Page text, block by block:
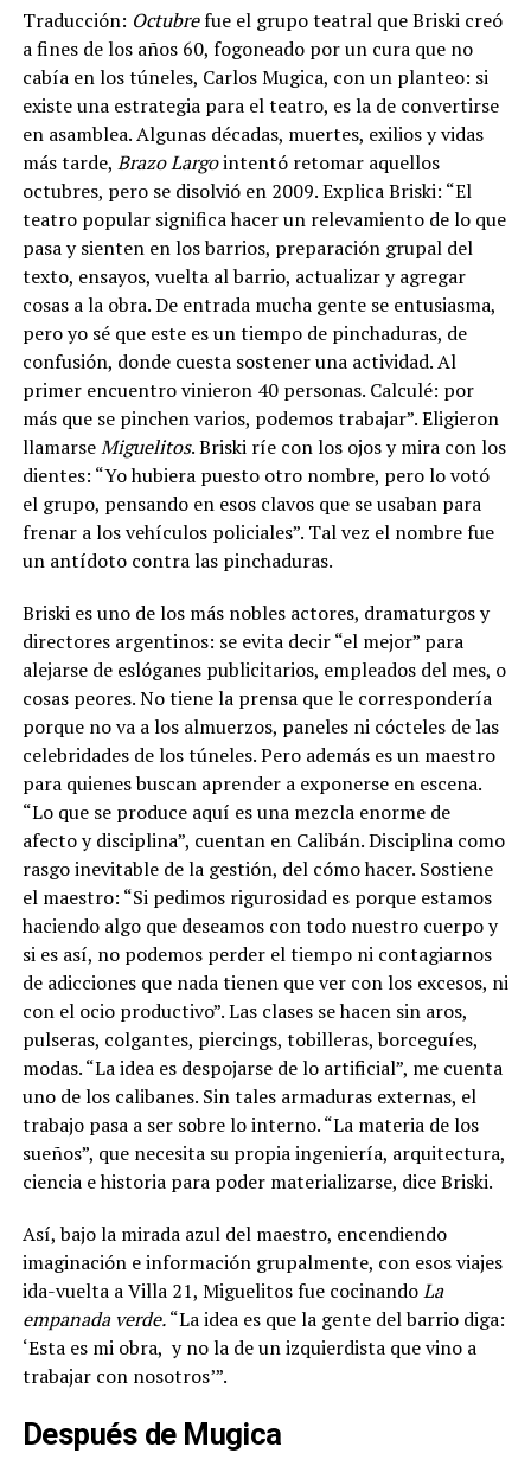
Traducción: Octubrefue el grupo teatral que Briski creó
a fines de los años 60, fogoneado por un cura que no
cabía en los túneles, Carlos Mugica, con un planteo: si
existe una estrategia para el teatro, es la de convertirse
en asamblea.Algunas décadas, muertes, exilios y vidas
más tarde, Brazo Largointentó retomar aquellos
octubres, pero se disolvió en 2009. Explica Briski: “El
teatro popular significa hacer un relevamiento de lo que
pasa y sienten en los barrios, preparación grupal del
texto, ensayos, vuelta al barrio, actualizar y agregar
cosas a la obra. De entrada mucha gente se entusiasma,
pero yo sé que este es un tiempo de pinchaduras, de
confusión, donde cuesta sostener una actividad. Al
primer encuentro vinieron 40 personas. Calculé: por
más que se pinchen varios, podemos trabajar”. Eligieron
llamarseMiguelitos. Briski ríe con los ojos y mira con los
dientes: “Yo hubiera puesto otro nombre, pero lo votó
el grupo, pensando en esos clavos que se usaban para
frenar a los vehículos policiales”. Tal vez el nombre fue
un antídoto contra las pinchaduras.
Briski es uno de los más nobles actores, dramaturgos y
directores argentinos: se evita decir “el mejor” para
alejarse de eslóganes publicitarios, empleados del mes, o
cosas peores. No tiene la prensa que le correspondería
porque no va a los almuerzos, paneles ni cócteles de las
celebridades de los túneles. Pero además es un maestro
para quienes buscan aprender a exponerse en escena.
“Lo que se produce aquí es una mezcla enorme de
afecto y disciplina”, cuentan en Calibán. Disciplina como
rasgo inevitable de la gestión, del cómo hacer. Sostiene
el maestro: “Si pedimos rigurosidad es porque estamos
haciendo algo que deseamos con todo nuestro cuerpo y
si es así, no podemos perder el tiempo ni contagiarnos
de adicciones que nada tienen que ver con los excesos, ni
con el ocio productivo”.Las clases se hacen sin aros,
pulseras, colgantes, piercings, tobilleras, borceguíes,
modas. “La idea es despojarse de lo artificial”, me cuenta
uno de los calibanes. Sin tales armaduras externas, el
trabajo pasa a ser sobre lo interno. “La materia de los
sueños”, que necesita su propia ingeniería, arquitectura,
ciencia e historia para poder materializarse, dice Briski.
Así, bajo la mirada azul del maestro, encendiendo
imaginación e información grupalmente, con esos viajes
ida-vuelta a Villa 21, Miguelitos fue cocinandoLa
empanada verde.“La idea es que la gente del barrio diga:
‘Esta es mi obra, y no la de un izquierdista que vino a
trabajar con nosotros’”.
Después de Mugica